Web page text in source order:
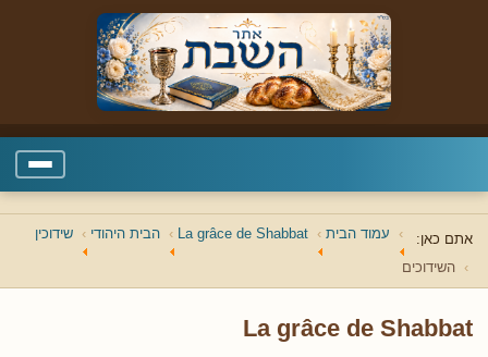
אתם כאן: עמוד הבית La grâce de Shabbat הבית היהודי שידוכין
השידוכים
La grâce de Shabbat